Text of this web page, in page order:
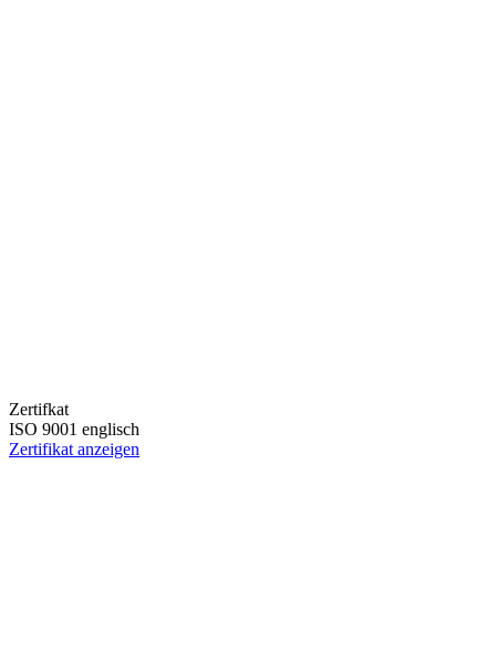
Zertifkat
ISO 9001 englisch
Zertifikat anzeigen